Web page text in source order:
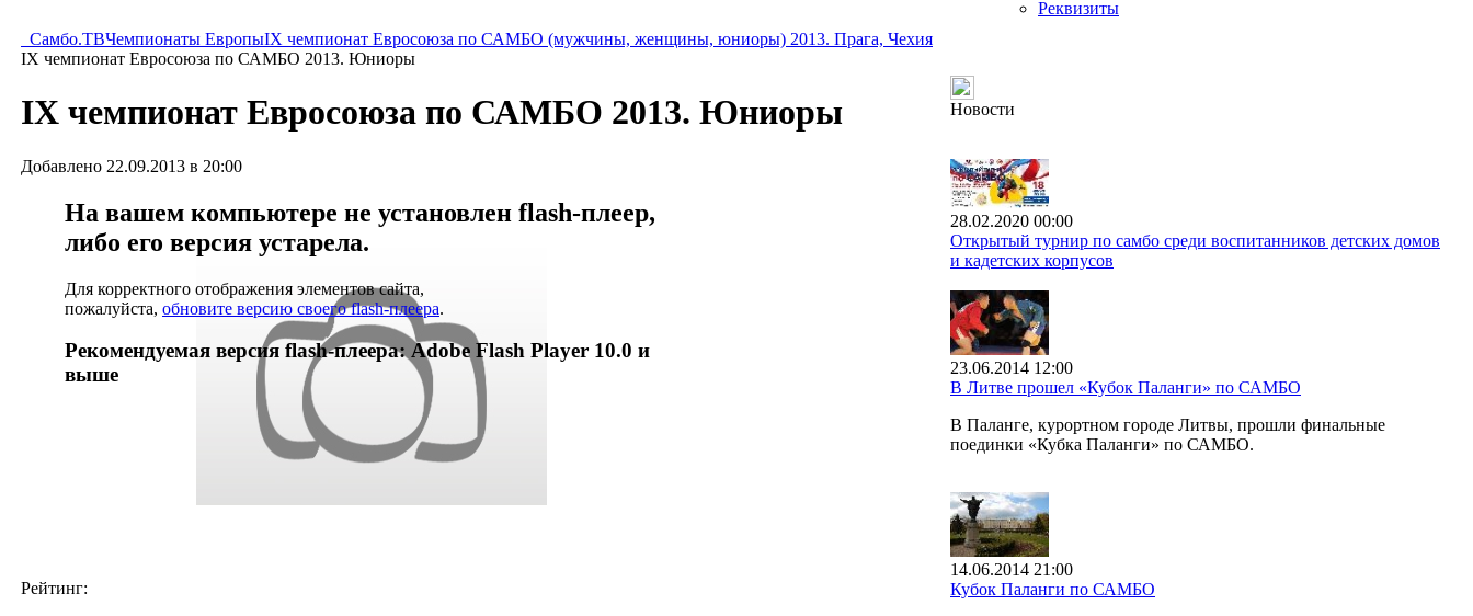
Самбо.ТВЧемпионаты ЕвропыIX чемпионат Евросоюза по САМБО (мужчины, женщины, юниоры) 2013. Прага, Чехия
IX чемпионат Евросоюза по САМБО 2013. Юниоры
IX чемпионат Евросоюза по САМБО 2013. Юниоры
Добавлено 22.09.2013 в 20:00
На вашем компьютере не установлен flash-плеер,
либо его версия устарела.
Для корректного отображения элементов сайта,
пожалуйста, обновите версию своего flash-плеера.
Рекомендуемая версия flash-плеера: Adobe Flash Player 10.0 и
выше
Рейтинг:
Реквизиты
Новости
28.02.2020 00:00
Открытый турнир по самбо среди воспитанников детских домов
и кадетских корпусов
23.06.2014 12:00
В Литве прошел «Кубок Паланги» по САМБО
В Паланге, курортном городе Литвы, прошли финальные
поединки «Кубка Паланги» по САМБО.
14.06.2014 21:00
Кубок Паланги по САМБО